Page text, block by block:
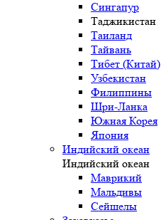
Сингапур
Таджикистан
Таиланд
Тайвань
Тибет (Китай)
Узбекистан
Филиппины
Шри-Ланка
Южная Корея
Япония
Индийский океан
Индийский океан
Маврикий
Мальдивы
Сейшелы